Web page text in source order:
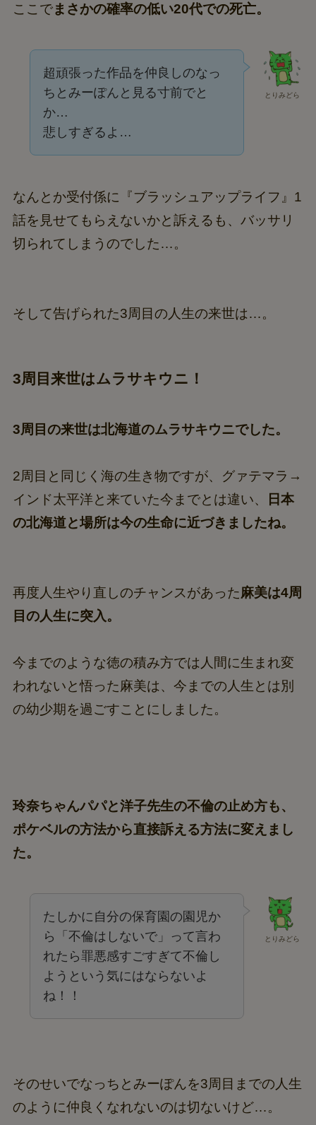
ここでまさかの確率の低い20代での死亡。
とりみどら
超頑張った作品を仲良しのなっ
ちとみーぽんと見る寸前でと
か…
悲しすぎるよ…
なんとか受付係に『ブラッシュアップライフ』1
話を見せてもらえないかと訴えるも、バッサリ
切られてしまうのでした…。
そして告げられた3周目の人生の来世は…。
3周目来世はムラサキウニ！
3周目の来世は北海道のムラサキウニでした。
2周目と同じく海の生き物ですが、グァテマラ→
インド太平洋と来ていた今までとは違い、
日本
の北海道と場所は今の生命に近づきましたね。
再度人生やり直しのチャンスがあった麻美は4周
目の人生に突入。
今までのような徳の積み方では人間に生まれ変
われないと悟った麻美は、今までの人生とは別
の幼少期を過ごすことにしました。
玲奈ちゃんパパと洋子先生の不倫の止め方も、
ポケベルの方法から直接訴える方法に変えまし
た。
とりみどら
たしかに自分の保育園の園児か
ら「不倫はしないで」って言わ
れたら罪悪感すごすぎて不倫し
ようという気にはならないよ
ね！！
そのせいでなっちとみーぽんを3周目までの人生
のように仲良くなれないのは切ないけど…。